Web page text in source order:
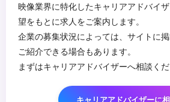
...
映像業界に特化したキャリアアドバイ
望をもとに求人をご案内します。
企業の募集状況によっては、サイトに
ご紹介できる場合もあります。
まずはキャリアアドバイザーへ相談くだ
キャリアアドバイザーに